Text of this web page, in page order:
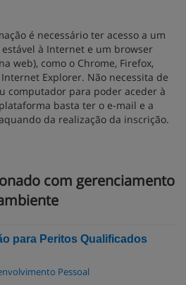
é necessário ter acesso a um
à Internet e um browser
web), como o Chrome, Firefox,
Explorer. Não necessita de
computador para poder aceder à
basta ter o e-mail e a
da realização da inscrição.
com gerenciamento
para Peritos Qualificados
Pessoal